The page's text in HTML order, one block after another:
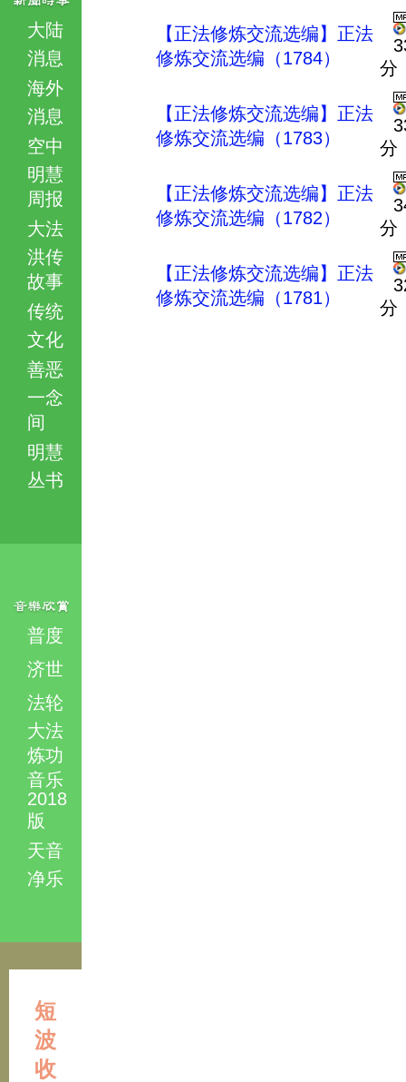
大陆
消息
海外
消息
空中
明慧
周报
大法
洪传
故事
传统
文化
善恶
一念
间
明慧
丛书
普度
济世
法轮
大法
炼功
音乐
2018
版
天音
净乐
短
波
收
【正法修炼交流选编】正法
修炼交流选编（1784）
分
【正法修炼交流选编】正法
修炼交流选编（1783）
分
【正法修炼交流选编】正法
修炼交流选编（1782）
分
【正法修炼交流选编】正法
修炼交流选编（1781）
分